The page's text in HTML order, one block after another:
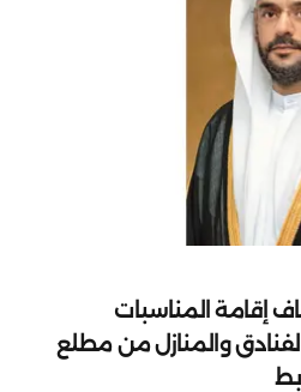
إقامة المناسبات
والمنازل من مطلع